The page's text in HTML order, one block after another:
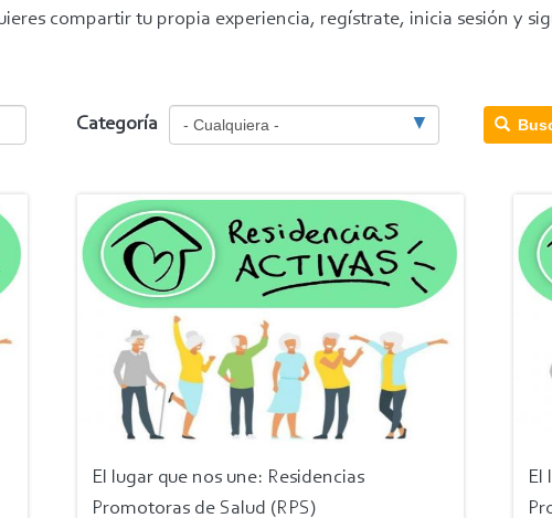
compartir tu propia experiencia, regístrate, inicia sesión y
Categoría
El lugar que nos une: Residencias
Promotoras de Salud (RPS)
El